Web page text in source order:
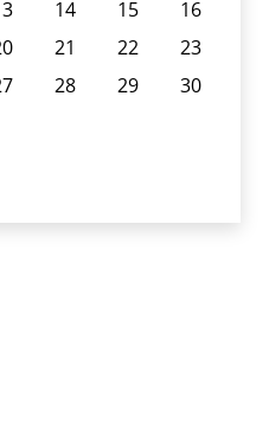
14 15
16
21 22
23
28 29
30